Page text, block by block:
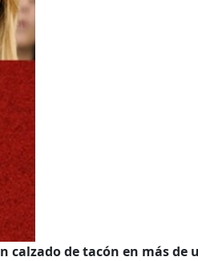
calzado de tacón en más